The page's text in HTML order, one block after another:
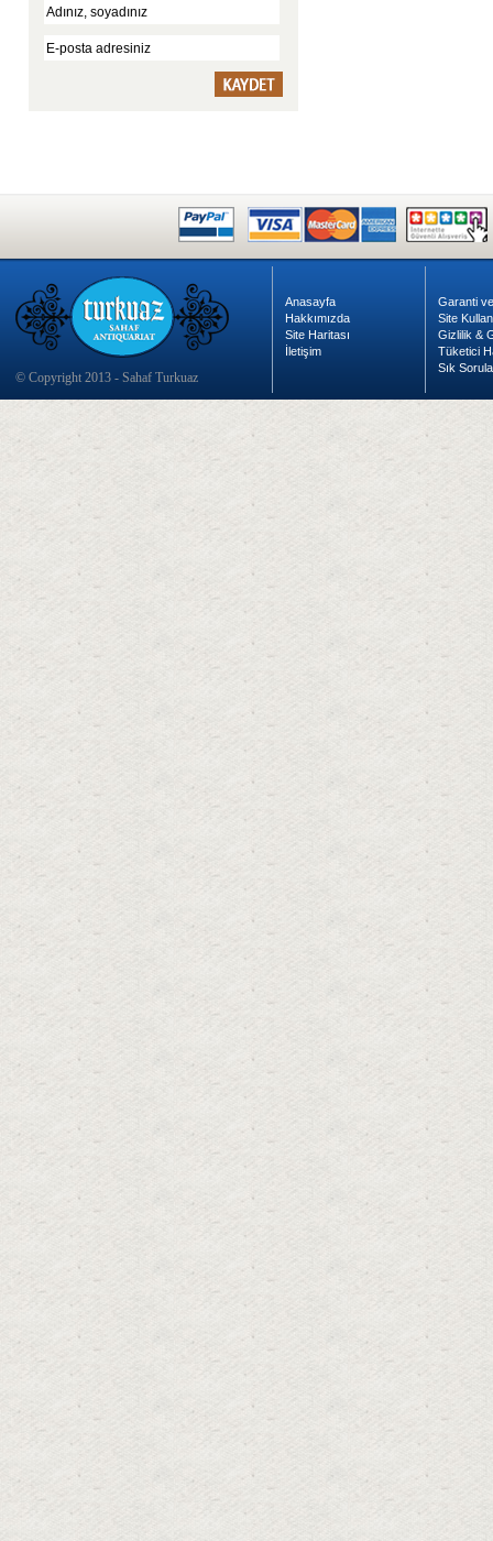
© Copyright 2013 - Sahaf Turkuaz
Anasayfa
Hakkımızda
Site Haritası
İletişim
Garanti
Site
Gizlilik &
Tüketici
Sık